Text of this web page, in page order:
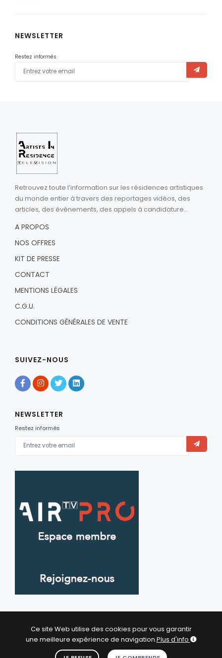
NEWSLETTER
Restez informés
Retrouvez toute l’information sur les résidences artistiques
du monde entier à travers des reportages vidéos, des
articles, des évènements, des appels à candidature...
A PROPOS
NOS OFFRES
KIT DE PRESSE
CONTACT
MENTIONS LÉGALES
C.G.U.
CONDITIONS GÉNÉRALES DE VENTE
SUIVEZ-NOUS
NEWSLETTER
Restez informés
© 2026 Artists In Residence Tv - All Rights Reserved.
Ce site Web utilise des cookies pour vous garantir
une meilleure expérience de navigation.Plus d'info